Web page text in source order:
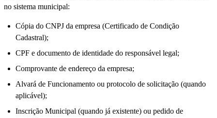
no sistema municipal:
Cópia do CNPJ da empresa (Certificado de Condição
Cadastral);
CPF e documento de identidade do responsável legal;
Comprovante de endereço da empresa;
Alvará de Funcionamento ou protocolo de solicitação (quando
aplicável);
Inscrição Municipal (quando já existente) ou pedido de